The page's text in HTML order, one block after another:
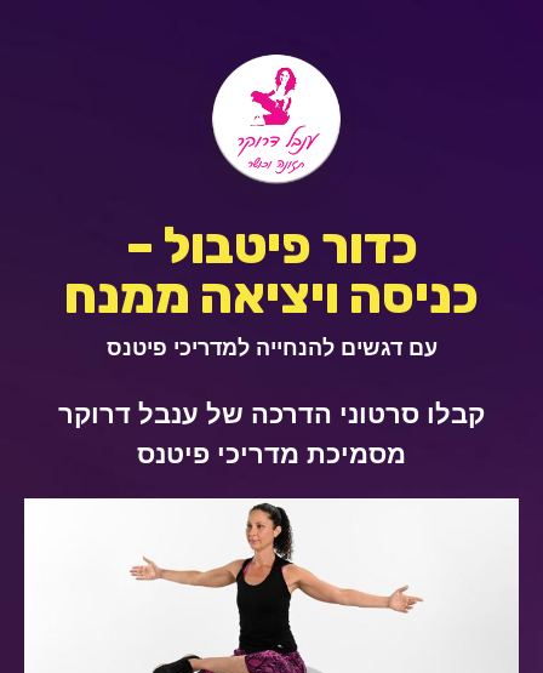
כדור פיטבול –
כניסה ויציאה ממנח
עם דגשים להנחייה למדריכי פיטנס
קבלו סרטוני הדרכה של ענבל דרוקר
מסמיכת מדריכי פיטנס